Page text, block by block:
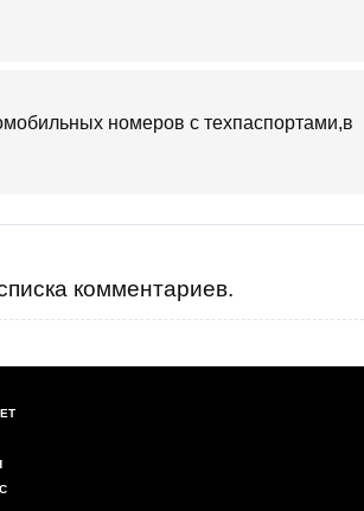
номеров с техпаспортами,в
комментариев.